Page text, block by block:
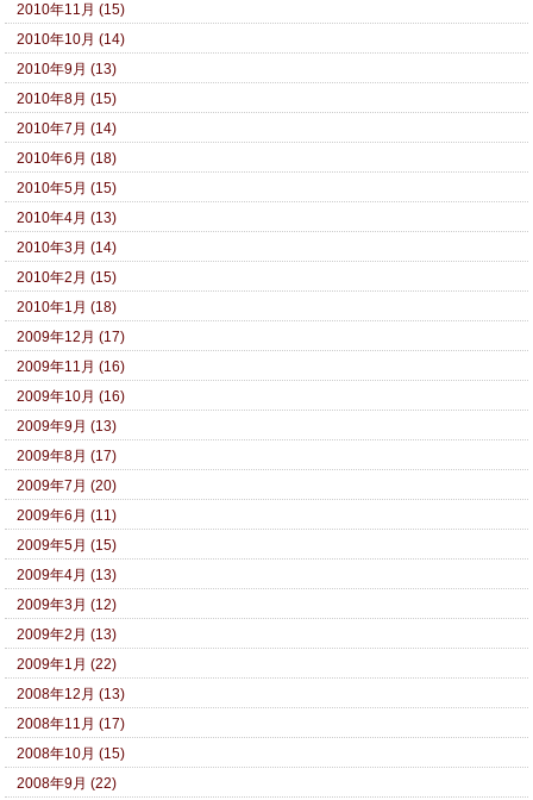
2010年11月 (15)
2010年10月 (14)
2010年9月 (13)
2010年8月 (15)
2010年7月 (14)
2010年6月 (18)
2010年5月 (15)
2010年4月 (13)
2010年3月 (14)
2010年2月 (15)
2010年1月 (18)
2009年12月 (17)
2009年11月 (16)
2009年10月 (16)
2009年9月 (13)
2009年8月 (17)
2009年7月 (20)
2009年6月 (11)
2009年5月 (15)
2009年4月 (13)
2009年3月 (12)
2009年2月 (13)
2009年1月 (22)
2008年12月 (13)
2008年11月 (17)
2008年10月 (15)
2008年9月 (22)